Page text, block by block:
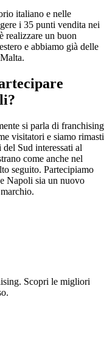
italiano e nelle
i 35 punti vendita nei
realizzare un buon
e abbiamo già delle
si parla di franchising
visitatori e siamo rimasti
Sud interessati al
come anche nel
seguito. Partecipiamo
Napoli sia un nuovo
Scopri le migliori